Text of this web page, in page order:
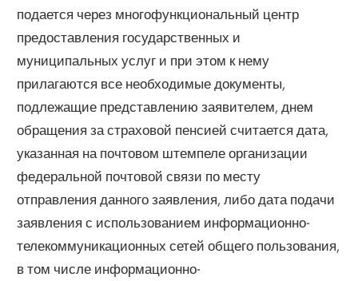
подается через многофункциональный центр
предоставления государственных и
муниципальных услуг и при этом к нему
прилагаются все необходимые документы,
подлежащие представлению заявителем, днем
обращения за страховой пенсией считается дата,
указанная на почтовом штемпеле организации
федеральной почтовой связи по месту
отправления данного заявления, либо дата подачи
заявления с использованием информационно-
телекоммуникационных сетей общего пользования,
в том числе информационно-